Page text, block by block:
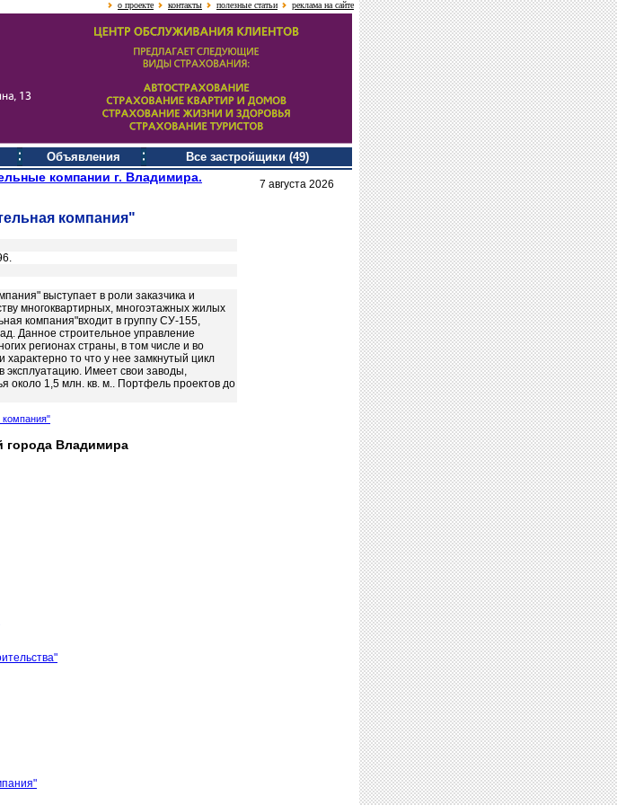
о проекте контакты полезные статьи реклама на сайте
Объявления Все застройщики (49)
компании г. Владимира.
7 августа 2026
компания"
выступает в роли заказчика и
многоквартирных, многоэтажных жилых
компания"входит в группу СУ-155,
Данное строительное управление
регионах страны, в том числе и во
то что у нее замкнутый цикл
эксплуатацию. Имеет свои заводы,
около 1,5 млн. кв. м.. Портфель проектов до
компания"
города Владимира